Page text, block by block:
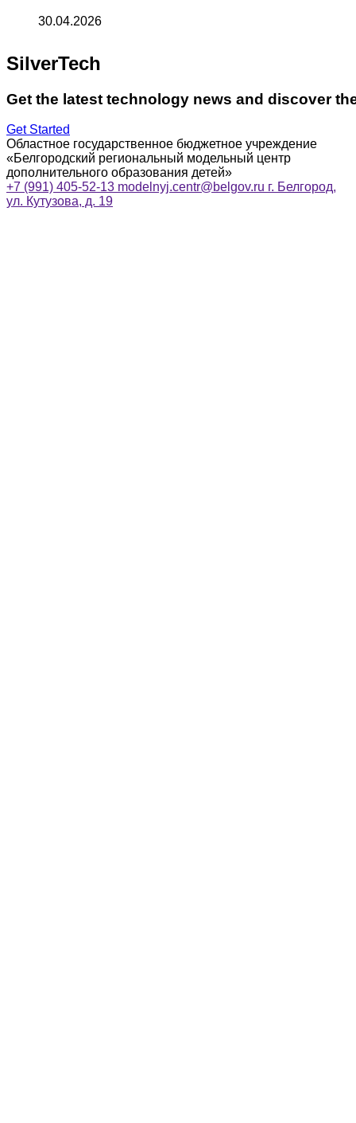
30.04.2026
SilverTech
Get the latest technology news and discover
Get Started
Областное государственное бюджетное учреждение
«Белгородский региональный модельный центр
дополнительного образования детей»
+7 (991) 405-52-13 modelnyj.centr@belgov.ru г. Белгород,
ул. Кутузова, д. 19